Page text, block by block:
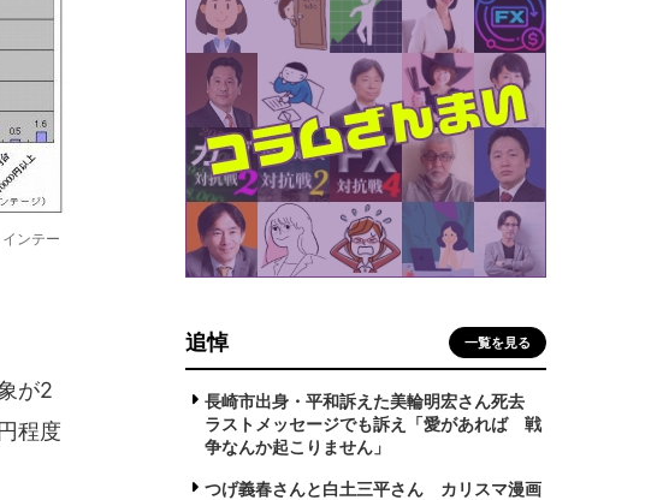
ンテー
が2
程度
追悼 一覧を見る
長崎市出身・平和訴えた美輪明宏さん死去
ラストメッセージでも訴え「愛があれば 戦
争なんか起こりません」
つげ義春さんと白土三平さん カリスマ漫画